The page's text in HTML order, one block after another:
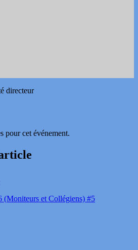
directeur
pour cet événement.
(Moniteurs et Collégiens) #5